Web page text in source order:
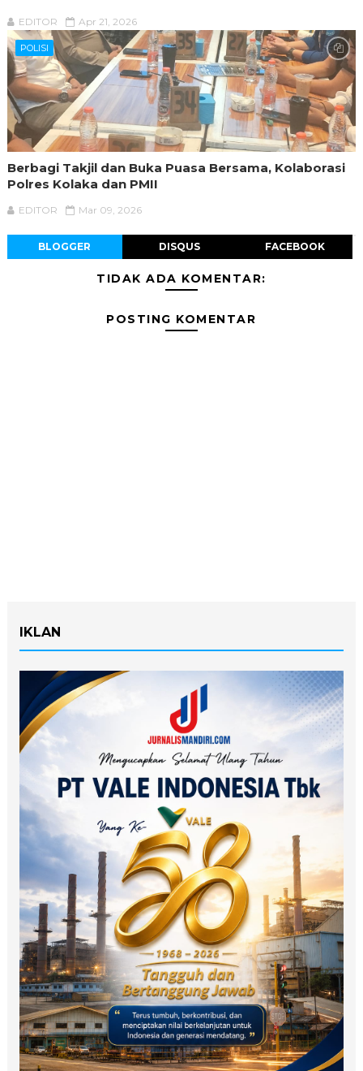
EDITOR Apr 21, 2026
POLISI
Berbagi Takjil dan Buka Puasa Bersama, Kolaborasi
Polres Kolaka dan PMII
EDITOR Mar 09, 2026
BLOGGER DISQUS FACEBOOK
TIDAK ADA KOMENTAR:
POSTING KOMENTAR
IKLAN